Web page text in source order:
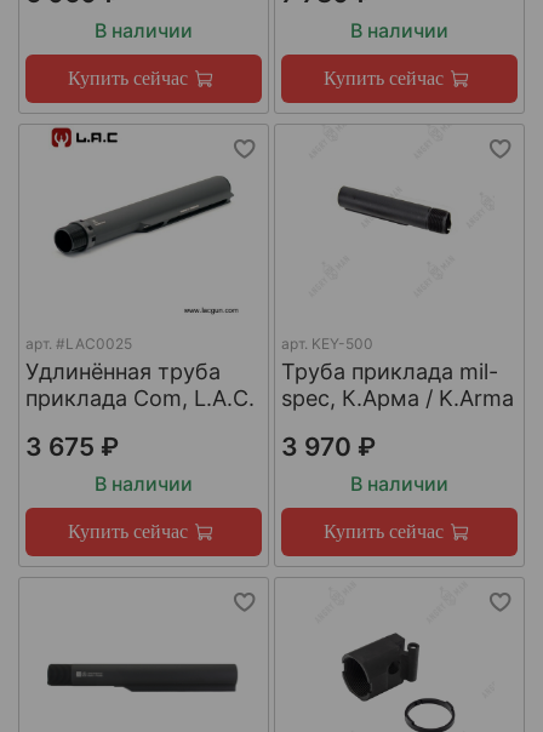
В наличии
Купить сейчас
В наличии
Купить сейчас
арт. #LAC0025
Удлинённая труба
приклада Com, L.A.C.
3 675 ₽
В наличии
Купить сейчас
арт. KEY-500
Труба приклада mil-
spec, К.Арма / K.Arma
3 970 ₽
В наличии
Купить сейчас